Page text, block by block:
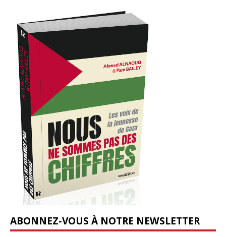
ABONNEZ-VOUS À NOTRE NEWSLETTER